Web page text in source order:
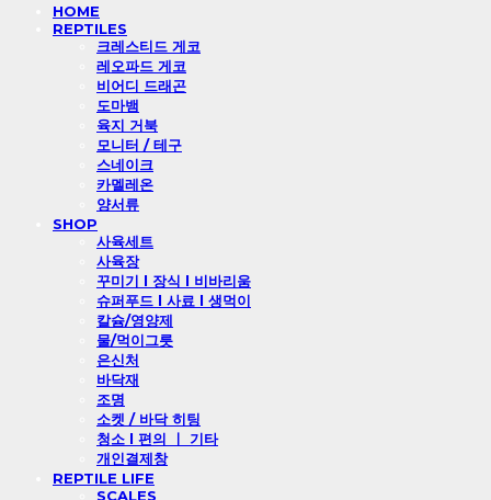
HOME
REPTILES
크레스티드 게코
레오파드 게코
비어디 드래곤
도마뱀
육지 거북
모니터 / 테구
스네이크
카멜레온
양서류
SHOP
사육세트
사육장
꾸미기 l 장식 l 비바리움
슈퍼푸드 l 사료 l 생먹이
칼슘/영양제
물/먹이그릇
은신처
바닥재
조명
소켓 / 바닥 히팅
청소 l 편의 ㅣ 기타
개인결제창
REPTILE LIFE
SCALES